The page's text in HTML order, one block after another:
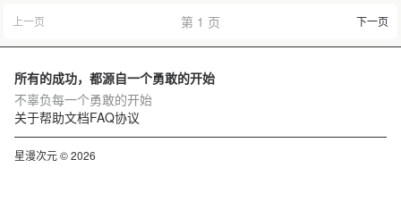
约2.2G。
富场景，内容体积约1.7G。
上一页 第 1 页 下一页
所有的成功，都源自一个勇敢的开始
不辜负每一个勇敢的开始
关于帮助文档FAQ协议
星漫次元 © 2026